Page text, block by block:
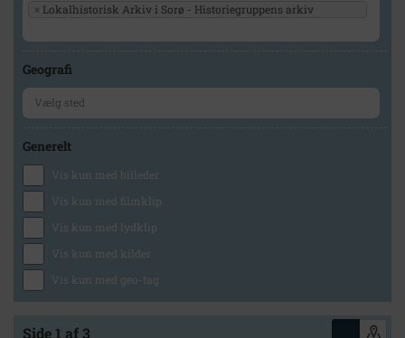
× Lokalhistorisk Arkiv i Sorø - Historiegruppens arkiv
Geografi
Generelt
Vis kun med billeder
Vis kun med filmklip
Vis kun med lydklip
Vis kun med kilder
Vis kun med geo-tag
Side 1 af 3